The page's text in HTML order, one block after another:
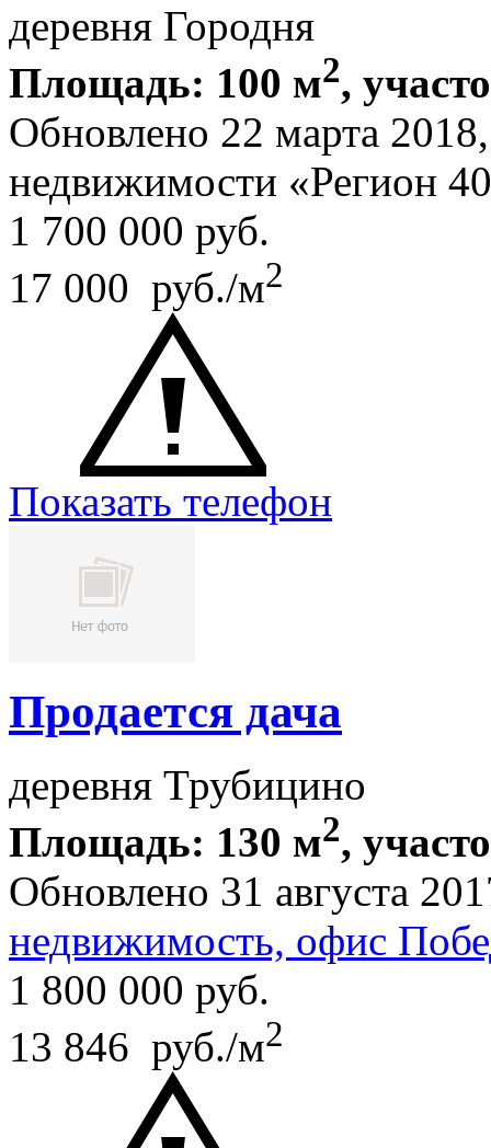
деревня Городня
Площадь: 100 м2,
Обновлено 22 марта
недвижимости «Регион
1 700 000 руб.
17 000 руб./м2
Показать телефон
Продается дача
деревня Трубицино
Площадь: 130 м2,
Обновлено 31 августа
недвижимость, офис
1 800 000 руб.
13 846 руб./м2